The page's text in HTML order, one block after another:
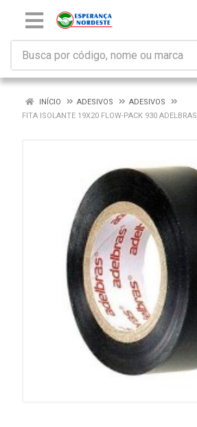
INÍCIO ADESIVOS
ADESIVOS
FITA ISOLANTE 19X20 FLOW-PACK 930 ADELBRAS